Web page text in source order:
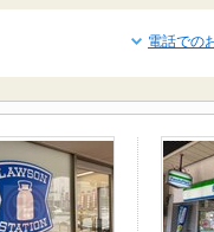
電話での